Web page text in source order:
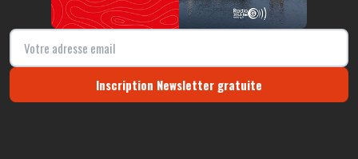
Inscription Newsletter gratuite